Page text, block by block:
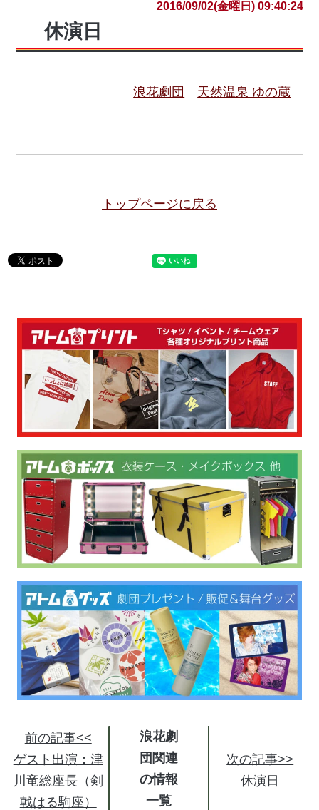
2016/09/02(金曜日) 09:40:24
休演日
浪花劇団 天然温泉 ゆの蔵
トップページに戻る
前の記事<<
ゲスト出演：津
川竜総座長（剣
戟はる駒座）
浪花劇
団関連
の情報
次の記事>>
休演日